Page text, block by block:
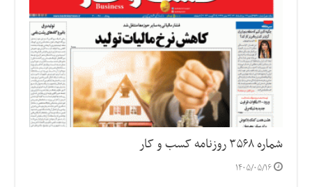
شماره ۳۵۶۸ روزنامه کسب و کار
۱۴۰۵/۰۵/۱۶